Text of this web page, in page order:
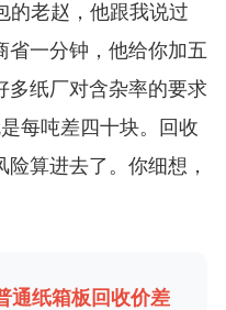
的老赵，他跟我说过
省一分钟，他给你加五
多纸厂对含杂率的要求
每吨差四十块。回收
算进去了。你细想，
通纸箱板回收价差